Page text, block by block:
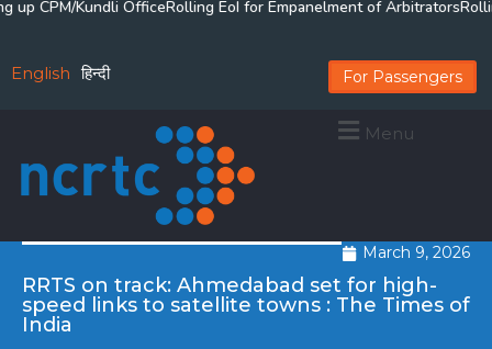
CPM/Kundli OfficeRolling EoI for Empanelment of Arbitrators
English हिन्दी For Passengers
Menu
March 9, 2026
RRTS on track: Ahmedabad set for high-
speed links to satellite towns : The Times of
India